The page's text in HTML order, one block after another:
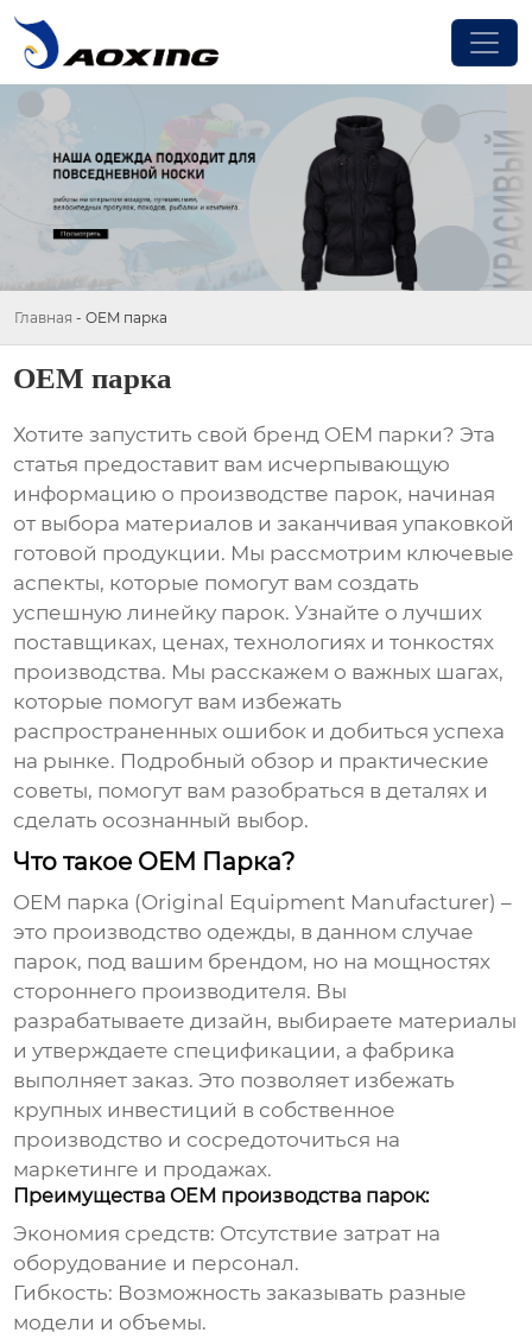
Главная - OEM парка
OEM парка
Хотите запустить свой бренд OEM парки? Эта
статья предоставит вам исчерпывающую
информацию о производстве парок, начиная
от выбора материалов и заканчивая упаковкой
готовой продукции. Мы рассмотрим ключевые
аспекты, которые помогут вам создать
успешную линейку парок. Узнайте о лучших
поставщиках, ценах, технологиях и тонкостях
производства. Мы расскажем о важных шагах,
которые помогут вам избежать
распространенных ошибок и добиться успеха
на рынке. Подробный обзор и практические
советы, помогут вам разобраться в деталях и
сделать осознанный выбор.
Что такое OEM Парка?
OEM парка (Original Equipment Manufacturer) –
это производство одежды, в данном случае
парок, под вашим брендом, но на мощностях
стороннего производителя. Вы
разрабатываете дизайн, выбираете материалы
и утверждаете спецификации, а фабрика
выполняет заказ. Это позволяет избежать
крупных инвестиций в собственное
производство и сосредоточиться на
маркетинге и продажах.
Преимущества OEM производства парок:
Экономия средств: Отсутствие затрат на
оборудование и персонал.
Гибкость: Возможность заказывать разные
модели и объемы.